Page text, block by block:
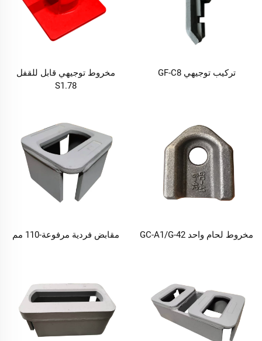
تركيب توجيهي GF-C8
مخروط توجيهي قابل للقفل
S1.78
مخروط لحام واحد GC-A1/G-42 مقابض فردية مرفوعة-110 مم